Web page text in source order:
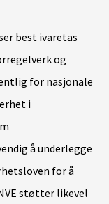
best ivaretas
og
for nasjonale
i
å underlegge
for å
støtter likevel